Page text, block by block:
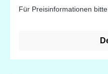
Für Preisinformationen